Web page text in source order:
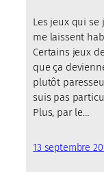
Les jeux qui
me laissent
Certains jeux
que ça
plutôt
suis pas
Plus, par le…
13 septembre